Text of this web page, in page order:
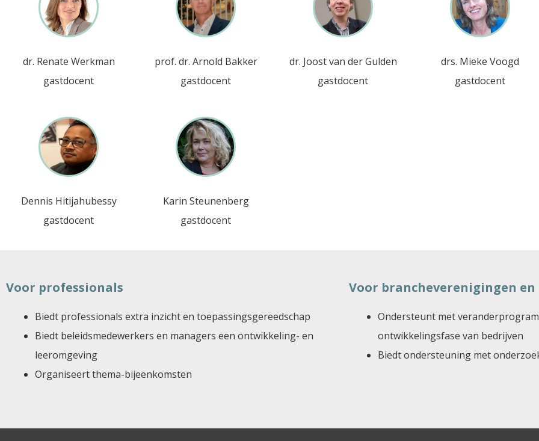
dr. Renate Werkman
gastdocent
Dennis Hitijahubessy
gastdocent
prof. dr. Arnold Bakker
gastdocent
Karin Steunenberg
gastdocent
dr. Joost van der Gulden
gastdocent
drs. Mieke Voogd
gastdocent
Voor professionals
Biedt professionals extra inzicht en toepassingsgereedschap
Biedt beleidsmedewerkers en managers een ontwikkeling- en
leeromgeving
Organiseert thema-bijeenkomsten
Voor brancheverenigingen
Ondersteunt met
ontwikkelingsfase van bedrijven
Biedt ondersteuning met